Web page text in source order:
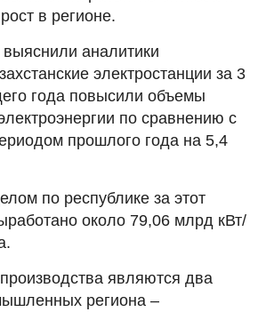
в регионе.
аналитики
электростанции за 3
года повысили объемы
по сравнению с
прошлого года на 5,4
по республике за этот
около 79,06 млрд кВт/
являются два
региона –